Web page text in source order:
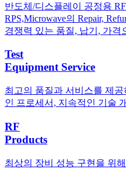
반도체/디스플레이 공정용 RF
RPS,Microwave의 Repair,
경쟁력 있는 품질, 납기, 가격
Test
Equipment Service
최고의 품질과 서비스를 제
인 프로세서, 지속적인 기술
RF
Products
최상의 장비 성능 구현을 위